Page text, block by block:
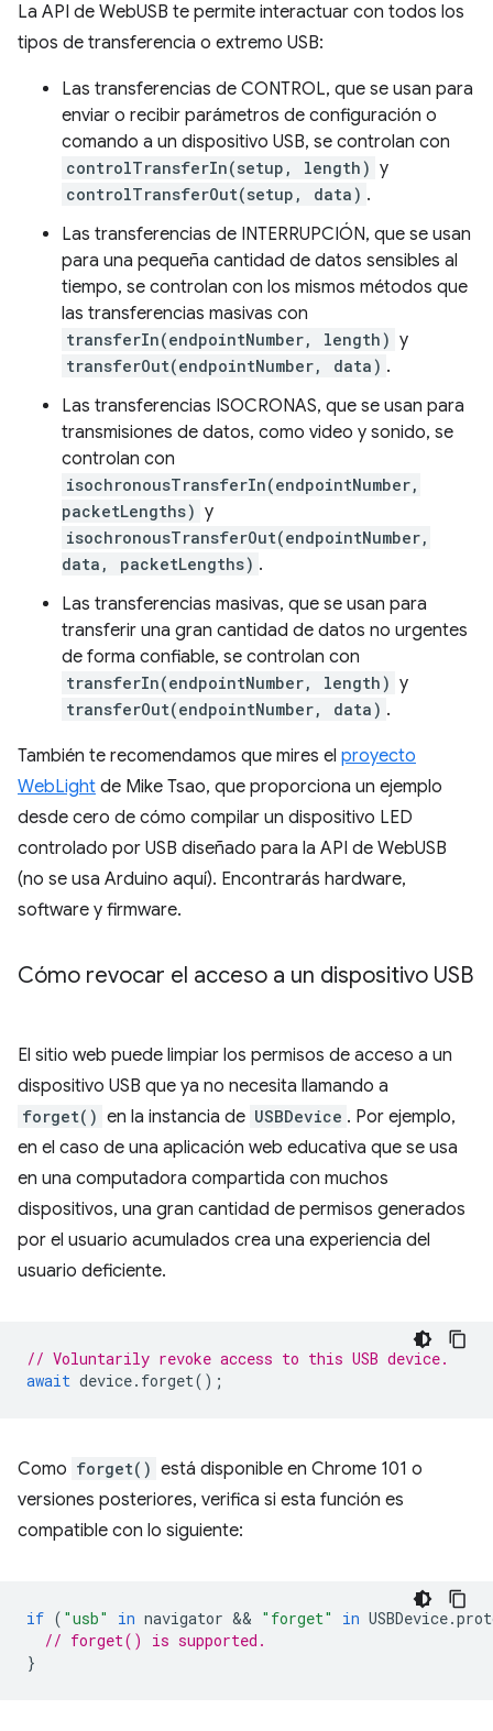
La API de WebUSB te permite interactuar con todos los
tipos de transferencia o extremo USB:
Las transferencias de CONTROL, que se usan para
enviar o recibir parámetros de configuración o
comando a un dispositivo USB, se controlan con
controlTransferIn(setup, length) y
controlTransferOut(setup, data) .
Las transferencias de INTERRUPCIÓN, que se usan
para una pequeña cantidad de datos sensibles al
tiempo, se controlan con los mismos métodos que
las transferencias masivas con
transferIn(endpointNumber, length) y
transferOut(endpointNumber, data) .
Las transferencias ISOCRONAS, que se usan para
transmisiones de datos, como video y sonido, se
controlan con
isochronousTransferIn(endpointNumber,
packetLengths) y
isochronousTransferOut(endpointNumber,
data, packetLengths) .
Las transferencias masivas, que se usan para
transferir una gran cantidad de datos no urgentes
de forma confiable, se controlan con
transferIn(endpointNumber, length) y
transferOut(endpointNumber, data) .
También te recomendamos que mires el proyecto
WebLight de Mike Tsao, que proporciona un ejemplo
desde cero de cómo compilar un dispositivo LED
controlado por USB diseñado para la API de WebUSB
(no se usa Arduino aquí). Encontrarás hardware,
software y firmware.
Cómo revocar el acceso a un dispositivo USB
El sitio web puede limpiar los permisos de acceso a un
dispositivo USB que ya no necesita llamando a
forget() en la instancia de USBDevice . Por ejemplo,
en el caso de una aplicación web educativa que se usa
en una computadora compartida con muchos
dispositivos, una gran cantidad de permisos generados
por el usuario acumulados crea una experiencia del
usuario deficiente.
// Voluntarily revoke access to this USB device.
await device. forget();
Como forget() está disponible en Chrome 101 o
versiones posteriores, verifica si esta función es
compatible con lo siguiente:
if ( "usb" in navigator && "forget" in USBDevice.
// forget() is supported.
}